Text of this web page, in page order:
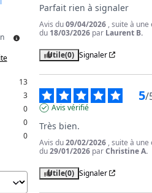
13
3
0
0
0
Parfait rien à signaler
Avis du09/04/2026 , suite à
du 18/03/2026 par Laurent B.
Utile(0) Signaler
5/
Avis vérifié
Très bien.
Avis du20/02/2026 , suite à
du29/01/2026 parChristine A.
Utile(0) Signaler